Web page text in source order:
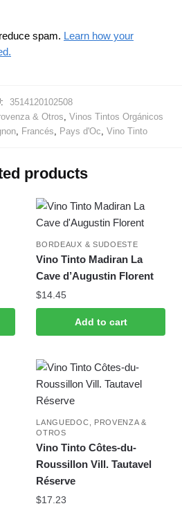
spam. Learn how your
3514120102508
& Otros Vinos Tintos Orgánicos
Francés Pays d'Oc Vino Tinto
products
BORDEAUX & SUDOESTE
Vino Tinto Madiran La
Cave d’Augustin Florent
$14.45
Add to cart
LANGUEDOC, PROVENZA &
OTROS
Vino Tinto Côtes-du-
Roussillon Vill. Tautavel
Réserve
$17.23